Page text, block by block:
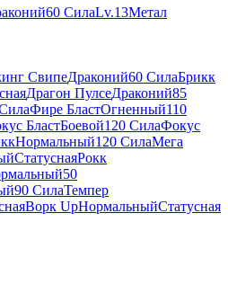
60 СилаLv.13Метал
СвипеДраконий60 СилаБрикк
Драгон ПулсеДраконий85
Фире БластОгненный110
БластБоевой120 СилаФокус
Нормальный120 СилаМега
СтатуснаяРокк
50
90 СилаТемпер
Ворк UpНормальныйСтатусная